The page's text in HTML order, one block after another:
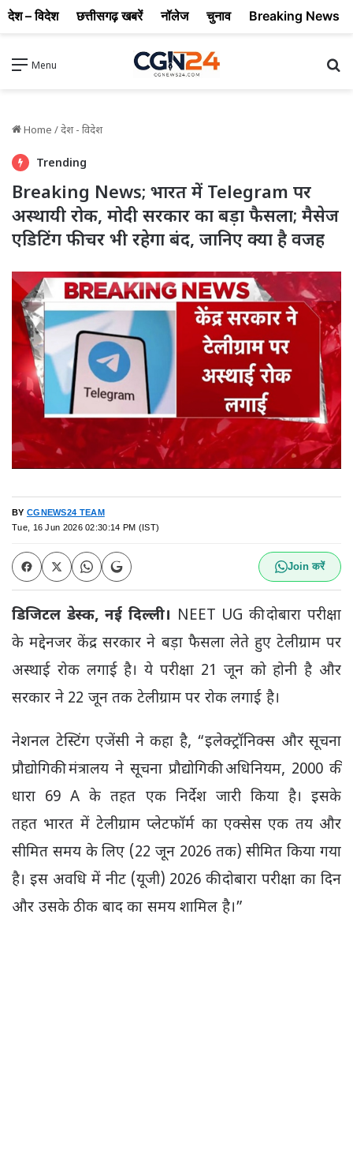
Menu
Home /देश - विदेश
Trending
Breaking News; भारत में Telegram पर
अस्थायी रोक, मोदी सरकार का बड़ा फैसला; मैसेज
एडिटिंग फीचर भी रहेगा बंद, जानिए क्या है वजह
BY CGNEWS24 TEAM
Tue, 16 Jun 2026 02:30:14 PM (IST)
Join करें
डिजिटल डेस्क, नई दिल्ली। NEET UG की दोबारा परीक्षा
के मद्देनजर केंद्र सरकार ने बड़ा फैसला लेते हुए टेलीग्राम पर
अस्थाई रोक लगाई है। ये परीक्षा 21 जून को होनी है और
सरकार ने 22 जून तक टेलीग्राम पर रोक लगाई है।
नेशनल टेस्टिंग एजेंसी ने कहा है, “इलेक्ट्रॉनिक्स और सूचना
प्रौद्योगिकी मंत्रालय ने सूचना प्रौद्योगिकी अधिनियम, 2000 की
धारा 69 A के तहत एक निर्देश जारी किया है। इसके
तहत भारत में टेलीग्राम प्लेटफॉर्म का एक्सेस एक तय और
सीमित समय के लिए (22 जून 2026 तक) सीमित किया गया
है। इस अवधि में नीट (यूजी) 2026 की दोबारा परीक्षा का दिन
और उसके ठीक बाद का समय शामिल है।”
देश – विदेश छत्तीसगढ़ खबरें नॉलेज चुनाव Breaking News